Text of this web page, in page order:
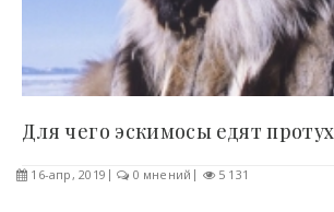
16-апр, 2019 0 мнений 5 131